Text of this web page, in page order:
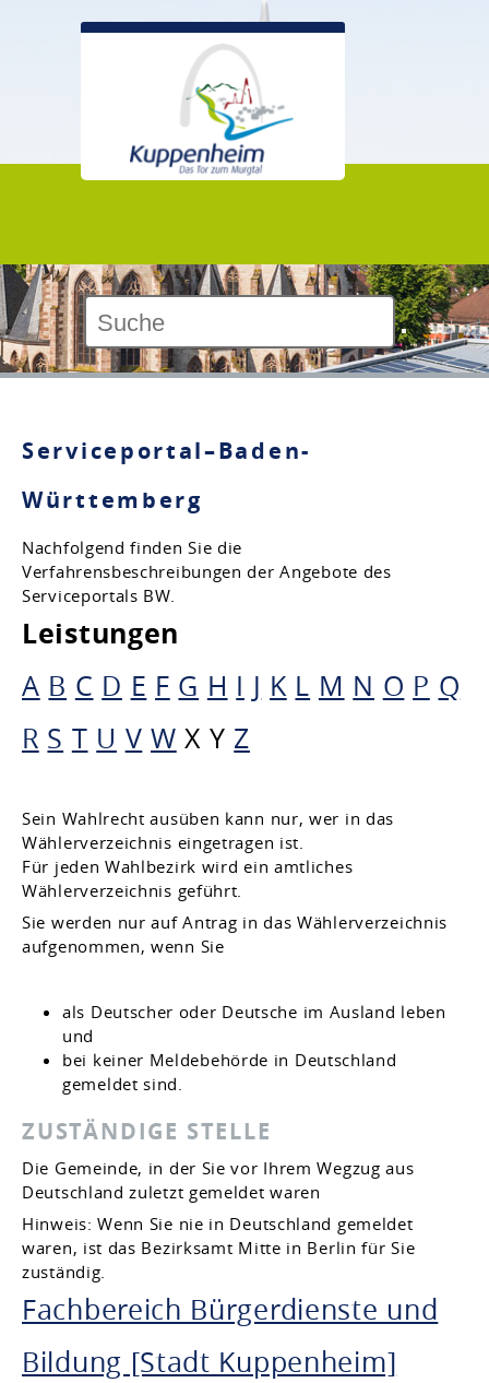
Serviceportal–Baden-
Württemberg
Nachfolgend finden Sie die
Verfahrensbeschreibungen der Angebote des
Serviceportals BW.
Leistungen
A B C D E F G H I J K L M N O P Q
R S T U V W X Y Z
Sein Wahlrecht ausüben kann nur, wer in das
Wählerverzeichnis eingetragen ist.
Für jeden Wahlbezirk wird ein amtliches
Wählerverzeichnis geführt.
Sie werden nur auf Antrag in das Wählerverzeichnis
aufgenommen, wenn Sie
als Deutscher oder Deutsche im Ausland leben
und
bei keiner Meldebehörde in Deutschland
gemeldet sind.
ZUSTÄNDIGE STELLE
Die Gemeinde, in der Sie vor Ihrem Wegzug aus
Deutschland zuletzt gemeldet waren
Hinweis: Wenn Sie nie in Deutschland gemeldet
waren, ist das Bezirksamt Mitte in Berlin für Sie
zuständig.
Fachbereich Bürgerdienste und
Bildung [Stadt Kuppenheim]